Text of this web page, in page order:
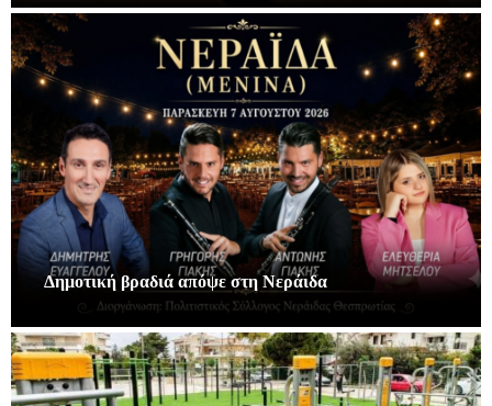
Δημοτική βραδιά απόψε στη Νεράιδα